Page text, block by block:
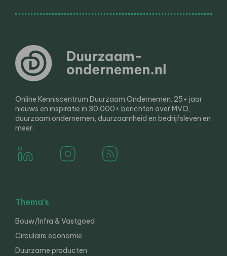
Online Kenniscentrum Duurzaam Ondernemen. 25+ jaar
nieuws en inspiratie in 30.000+ berichten over MVO,
duurzaam ondernemen, duurzaamheid en bedrijfsleven en
meer.
Thema’s
Bouw/Infra & Vastgoed
Circulaire economie
Duurzame producten